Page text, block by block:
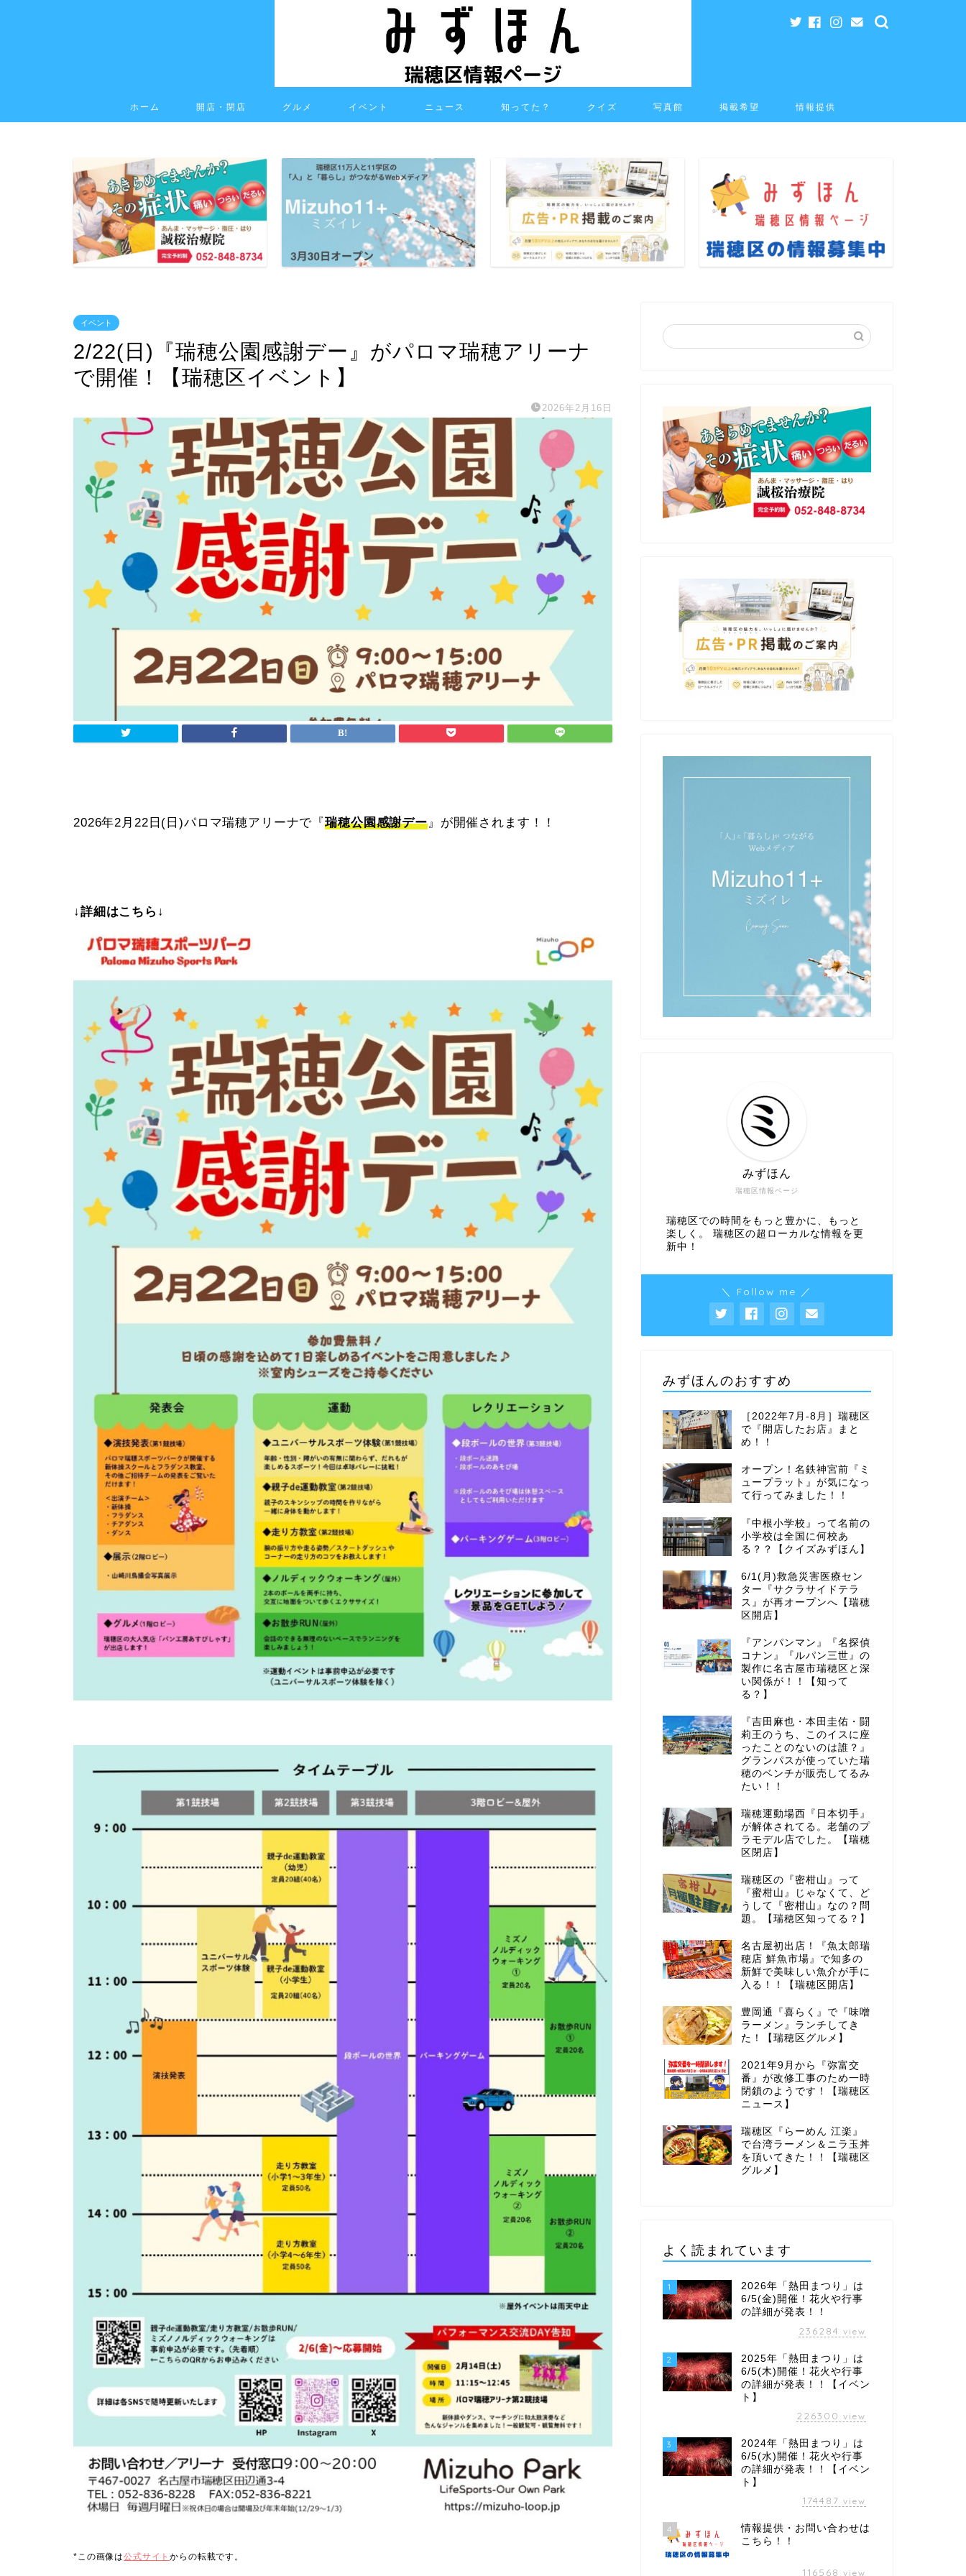
ホーム 開店・閉店 グルメ イベント ニュース 知ってた？ クイズ 写真館 掲載希望 情報提供
イベント
2/22(日)『瑞穂公園感謝デー』がパロマ瑞穂アリーナ
で開催！【瑞穂区イベント】
2026年2月16日
2026年2月22日(日)パロマ瑞穂アリーナで『瑞穂公園感謝デー』が開催されます！！
↓詳細はこちら↓
*この画像は公式サイトからの転載です。
瑞穂区情報ページ
みずほん
瑞穂区での時間をもっと豊かに、もっと
楽しく。 瑞穂区の超ローカルな情報を更
新中！
＼ Follow me ／
みずほんのおすすめ
［2022年7月-8月］瑞穂区
で『開店したお店』まと
め！！
オープン！名鉄神宮前『ミ
ュープラット』が気になっ
て行ってみました！！
『中根小学校』って名前の
小学校は全国に何校あ
る？？【クイズみずほん】
6/1(月)救急災害医療セン
ター『サクラサイドテラ
ス』が再オープンへ【瑞穂
区開店】
『アンパンマン』『名探偵
コナン』『ルパン三世』の
製作に名古屋市瑞穂区と深
い関係が！！【知って
る？】
『吉田麻也・本田圭佑・闘
莉王のうち、このイスに座
ったことのないのは誰？』
グランパスが使っていた瑞
穂のベンチが販売してるみ
たい！！
瑞穂運動場西『日本切手』
が解体されてる。老舗のプ
ラモデル店でした。【瑞穂
区閉店】
瑞穂区の『密柑山』って
『蜜柑山』じゃなくて、ど
うして『密柑山』なの？問
題。【瑞穂区知ってる？】
名古屋初出店！『魚太郎瑞
穂店 鮮魚市場』で知多の
新鮮で美味しい魚介が手に
入る！！【瑞穂区開店】
豊岡通『喜らく』で『味噌
ラーメン』ランチしてき
た！【瑞穂区グルメ】
2021年9月から『弥富交
番』が改修工事のため一時
閉鎖のようです！【瑞穂区
ニュース】
瑞穂区『らーめん 江楽』
で台湾ラーメン＆ニラ玉丼
を頂いてきた！！【瑞穂区
グルメ】
よく読まれています
1
2026年「熱田まつり」は
6/5(金)開催！花火や行事
の詳細が発表！！
236284 view
2
2025年「熱田まつり」は
6/5(木)開催！花火や行事
の詳細が発表！！【イベン
ト】
226300 view
3
2024年「熱田まつり」は
6/5(水)開催！花火や行事
の詳細が発表！！【イベン
ト】
174487 view
4
情報提供・お問い合わせは
こちら！！
116568 view